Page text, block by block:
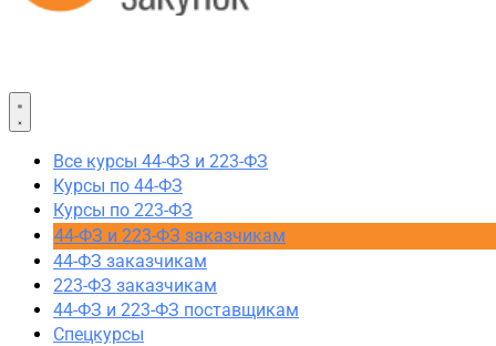
223-ФЗ заказчикам
44-ФЗ и 223-ФЗ поставщикам
Очно в Москве
Очно в Санкт-Петербурге
Семинары
Вебинары
Спецкурсы
Все курсы 44-ФЗ и 223-ФЗ
Курсы по 44-ФЗ
Курсы по 223-ФЗ
44-ФЗ и 223-ФЗ заказчикам
44-ФЗ заказчикам
223-ФЗ заказчикам
44-ФЗ и 223-ФЗ поставщикам
Спецкурсы